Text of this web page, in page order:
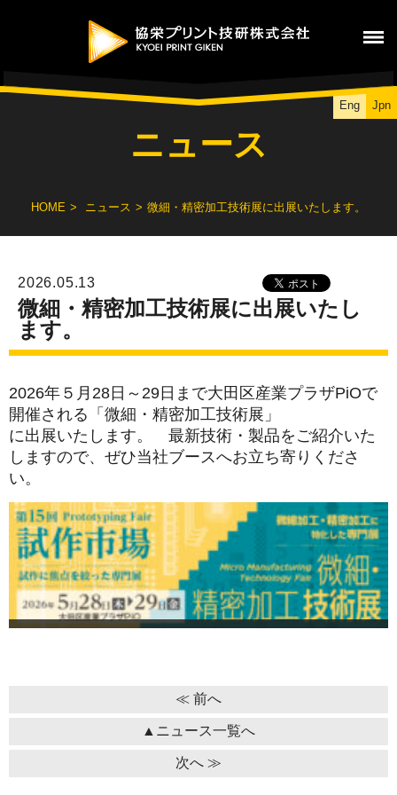
Eng Jpn
ニュース
HOME ニュース 微細・精密加工技術展に出展いたします。
2026.05.13
微細・精密加工技術展に出展いたし
ます。
2026年５月28日～29日まで大田区産業プラザPiOで
開催される「微細・精密加工技術展」
に出展いたします。 最新技術・製品をご紹介いた
しますので、ぜひ当社ブースへお立ち寄りくださ
い。
≪ 前へ
▲ニュース一覧へ
次へ ≫